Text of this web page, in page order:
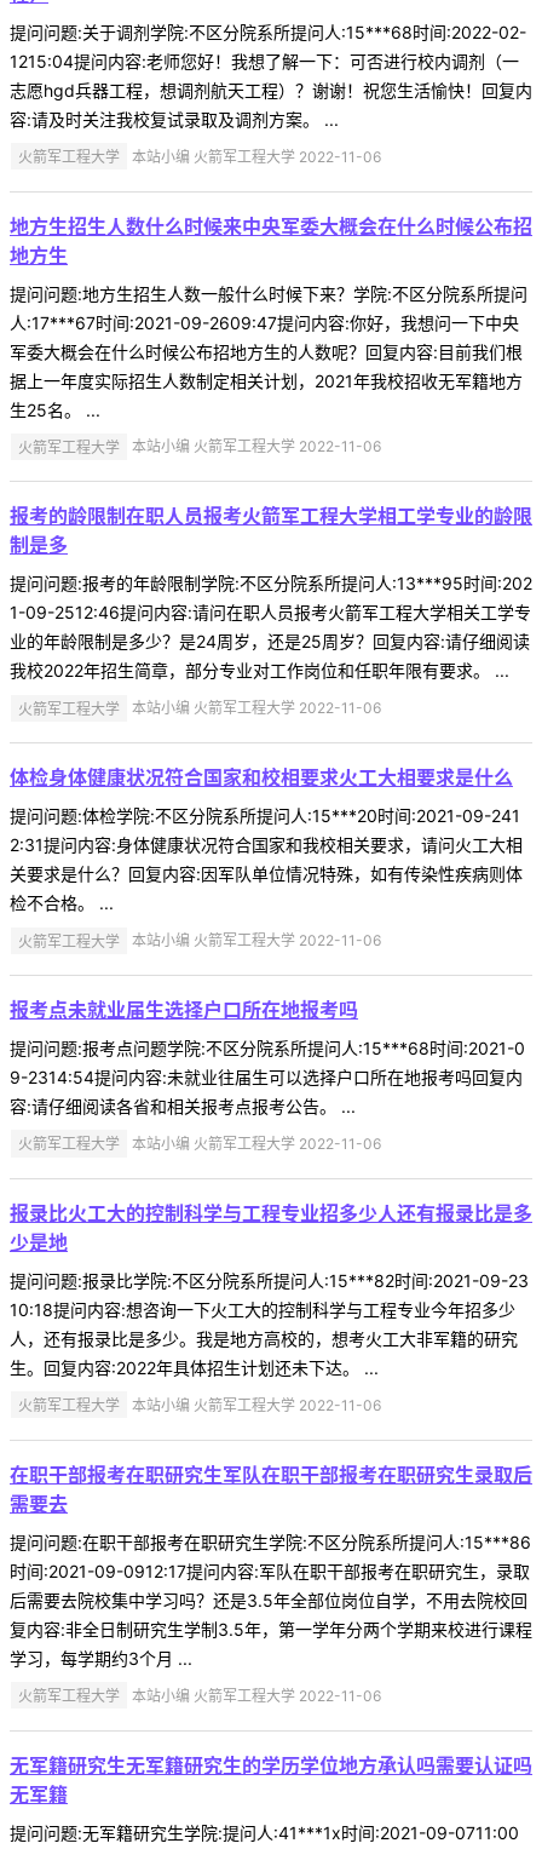
提问问题:关于调剂学院:不区分院系所提问人:15***68时间:2022-02-
1215:04提问内容:老师您好！我想了解一下：可否进行校内调剂（一
志愿hgd兵器工程，想调剂航天工程）？谢谢！祝您生活愉快！回复内
容:请及时关注我校复试录取及调剂方案。 ...
火箭军工程大学 本站小编 火箭军工程大学 2022-11-06
地方生招生人数什么时候来中央军委大概会在什么时候公布招
地方生
提问问题:地方生招生人数一般什么时候下来？学院:不区分院系所提问
人:17***67时间:2021-09-2609:47提问内容:你好，我想问一下中央
军委大概会在什么时候公布招地方生的人数呢？回复内容:目前我们根
据上一年度实际招生人数制定相关计划，2021年我校招收无军籍地方
生25名。 ...
火箭军工程大学 本站小编 火箭军工程大学 2022-11-06
报考的龄限制在职人员报考火箭军工程大学相工学专业的龄限
制是多
提问问题:报考的年龄限制学院:不区分院系所提问人:13***95时间:202
1-09-2512:46提问内容:请问在职人员报考火箭军工程大学相关工学专
业的年龄限制是多少？是24周岁，还是25周岁？回复内容:请仔细阅读
我校2022年招生简章，部分专业对工作岗位和任职年限有要求。 ...
火箭军工程大学 本站小编 火箭军工程大学 2022-11-06
体检身体健康状况符合国家和校相要求火工大相要求是什么
提问问题:体检学院:不区分院系所提问人:15***20时间:2021-09-241
2:31提问内容:身体健康状况符合国家和我校相关要求，请问火工大相
关要求是什么？回复内容:因军队单位情况特殊，如有传染性疾病则体
检不合格。 ...
火箭军工程大学 本站小编 火箭军工程大学 2022-11-06
报考点未就业届生选择户口所在地报考吗
提问问题:报考点问题学院:不区分院系所提问人:15***68时间:2021-0
9-2314:54提问内容:未就业往届生可以选择户口所在地报考吗回复内
容:请仔细阅读各省和相关报考点报考公告。 ...
火箭军工程大学 本站小编 火箭军工程大学 2022-11-06
报录比火工大的控制科学与工程专业招多少人还有报录比是多
少是地
提问问题:报录比学院:不区分院系所提问人:15***82时间:2021-09-23
10:18提问内容:想咨询一下火工大的控制科学与工程专业今年招多少
人，还有报录比是多少。我是地方高校的，想考火工大非军籍的研究
生。回复内容:2022年具体招生计划还未下达。 ...
火箭军工程大学 本站小编 火箭军工程大学 2022-11-06
在职干部报考在职研究生军队在职干部报考在职研究生录取后
需要去
提问问题:在职干部报考在职研究生学院:不区分院系所提问人:15***86
时间:2021-09-0912:17提问内容:军队在职干部报考在职研究生，录取
后需要去院校集中学习吗？还是3.5年全部位岗位自学，不用去院校回
复内容:非全日制研究生学制3.5年，第一学年分两个学期来校进行课程
学习，每学期约3个月 ...
火箭军工程大学 本站小编 火箭军工程大学 2022-11-06
无军籍研究生无军籍研究生的学历学位地方承认吗需要认证吗
无军籍
提问问题:无军籍研究生学院:提问人:41***1x时间:2021-09-0711:00